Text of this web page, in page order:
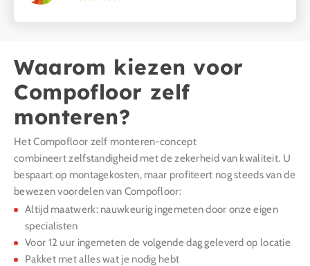
Waarom kiezen voor
Compofloor zelf
monteren?
Het Compofloor zelf monteren-concept
combineert zelfstandigheid met de zekerheid van kwaliteit. U
bespaart op montagekosten, maar profiteert nog steeds van de
bewezen voordelen van Compofloor:
Altijd maatwerk: nauwkeurig ingemeten door onze eigen
specialisten
Voor 12 uur ingemeten de volgende dag geleverd op locatie
Pakket met alles wat je nodig hebt